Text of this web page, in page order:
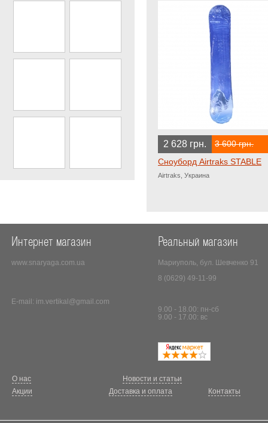
2 628 грн. 3 600 грн.
Сноуборд Airtraks STABLE
Airtraks, Украина
Интернет магазин
www.snaryaga.com.ua
E-mail: im.vertikal@gmail.com
Реальный магазин
Мариуполь, бул. Шевченко 91
8 (0629) 49-11-99
9.00 - 18.00: пн-сб
9.00 - 17.00: вс
О нас
Новости и статьи
Акции
Доставка и оплата Контакты